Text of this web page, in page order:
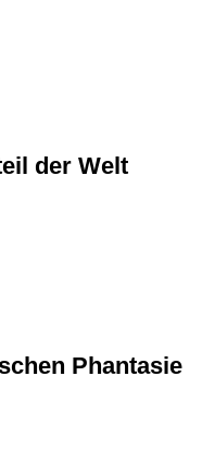
der Welt
Phantasie